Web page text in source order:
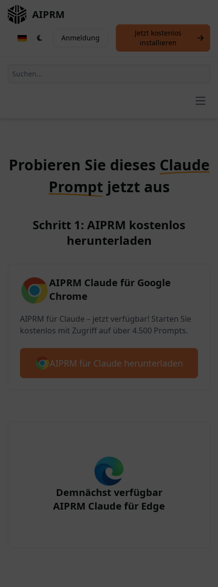
AIPRM
Anmeldung
Jetzt kostenlos
installieren
Probieren Sie dieses Claude
Prompt jetzt aus
Schritt 1: AIPRM kostenlos
herunterladen
AIPRM Claude für Google
Chrome
AIPRM für Claude – jetzt verfügbar! Starten Sie
kostenlos mit Zugriff auf über 4.500 Prompts.
AIPRM für Claude herunterladen
Demnächst verfügbar
AIPRM Claude für Edge